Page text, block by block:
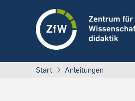
Start Anleitungen